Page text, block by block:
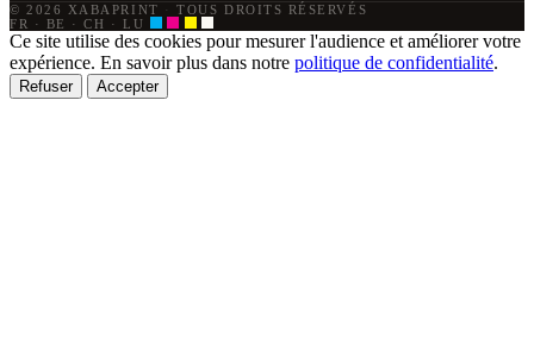
© 2026 XABAPRINT ·
TOUS DROITS RÉSERVÉS
FR · BE · CH · LU
Ce site utilise des cookies pour mesurer l'audience et améliorer votre
expérience. En savoir plus dans notre politique de confidentialité.
Refuser Accepter